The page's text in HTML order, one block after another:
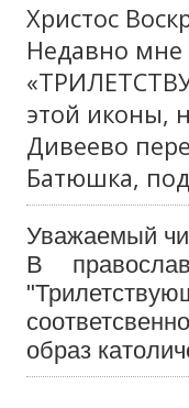
Христос
Недавно
этой иконы,
Дивеево
Батюшка,
Уважаемый
В
образ